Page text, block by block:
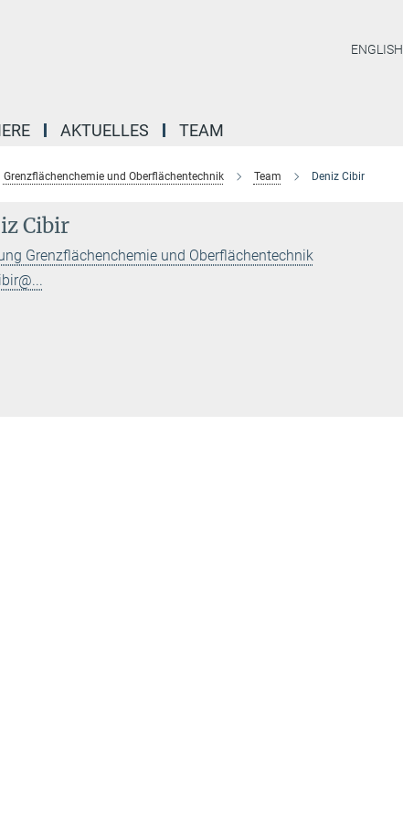
ENGLISH
AKTUELLES TEAM
Grenzflächenchemie und Oberflächentechnik Team Deniz Cibir
Cibir
Grenzflächenchemie und Oberflächentechnik